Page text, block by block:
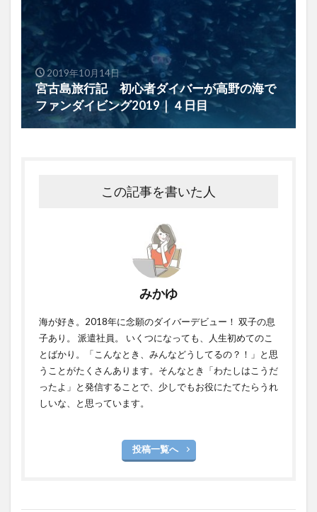
2019年10月14日
宮古島旅行記 初心者ダイバーが高野の海で
ファンダイビング2019｜４日目
この記事を書いた人
みかゆ
海が好き。2018年に念願のダイバーデビュー！ 双子の息
子あり。 派遣社員。 いくつになっても、人生初めてのこ
とばかり。「こんなとき、みんなどうしてるの？！」と思
うことがたくさんあります。そんなとき「わたしはこうだ
ったよ」と発信することで、少しでもお役にたてたらうれ
しいな、と思っています。
投稿一覧へ